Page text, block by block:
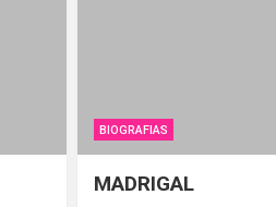
BIOGRAFIAS
MADRIGAL